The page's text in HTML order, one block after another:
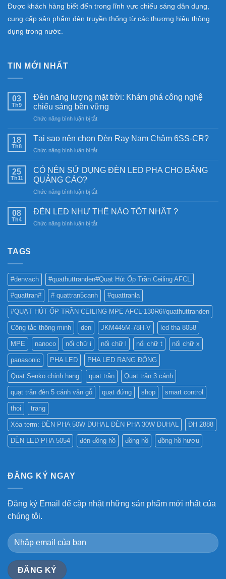
Được khách hàng biết đến trong lĩnh vực chiếu sáng dân dụng,
cung cấp sản phẩm đèn truyền thống từ các thương hiệu thông
dụng trong nước.
TIN MỚI NHẤT
03
Th9
Đèn năng lượng mặt trời: Khám phá công nghệ
chiếu sáng bền vững
Chức năng bình luận bị tắtở
năng
mặt
Khám
nghệ
sáng
18
Th8
Tại sao nên chọn Đèn Ray Nam Châm 6SS-CR?
Chức năng bình luận bị tắtở
sao
Đèn
Nam
6SS-
25
Th11
CÓ NÊN SỬ DỤNG ĐÈN LED PHA CHO BẢNG
QUẢNG CÁO?
Chức năng bình luận bị tắtở
NÊN
DỤNG
QUẢNG
CÁO?
08
Th4
ĐÈN LED NHƯ THẾ NÀO TỐT NHẤT ?
Chức năng bình luận bị tắtở
TỐT
NHẤT
?
TAGS
#denvach #quathuttranden#Quạt Hút Ốp Trần Ceiling AFCL
#quattran# # quattran5canh #quattranla
#QUẠT HÚT ỐP TRẦN CEILING MPE AFCL-130R6#quathuttranden
Công tắc thông minh den JKM445M-78H-V led tha 8058
MPE nanoco nối chữ i nối chữ l nối chữ t nối chữ x
panasonic PHA LED PHA LED RẠNG ĐÔNG
Quạt Senko chinh hang quạt trần Quạt trần 3 cánh
quạt trần đèn 5 cánh vân gỗ quạt đứng shop smart control
thoi trang
Xóa term: ĐÈN PHA 50W DUHAL ĐÈN PHA 30W DUHAL ĐH 2888
ĐÈN LED PHA 5054 đèn đồng hồ đồng hồ đồng hồ hươu
ĐĂNG KÝ NGAY
Đăng ký Email để cập nhật những sản phẩm mới nhất của
chúng tôi.